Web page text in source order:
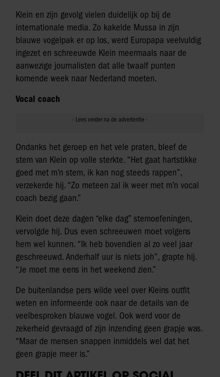
Klein en zijn gevolg vielen duidelijk op bij de
internationale media. Zo kakelde Mussa in zijn
blauwe vogelpak er op los, werd Europapa veelvuldig
ingezet en schreeuwde Klein meermaals naar de
aanwezige journalisten dat alle twaalf punten
komende week naar Nederland moeten.
Vocal coach
Ondanks het geroep en het vele praten, bleef de
stem van Klein op volle sterkte. “Het gaat hartstikke
goed met m’n stem, ik kan nog steeds rappen”,
verzekerde hij. “Zo meteen zal ik weer met m’n vocal
coach bezig gaan.”
Klein doet deze dagen “elke dag” stemoefeningen,
vervolgde hij. Dus even schreeuwen moet volgens
hem wel kunnen. “Ik heb bovendien al zo veel jaar
geschreeuwd. Anderhalf uur is niets joh”, grapte hij.
“Je moet me eens in het weekend zien.”
De buitenlandse pers wilde veel over Kleins outfit
weten en informeerde ook naar de details van de
veelbesproken blauwe vogel. Ook werd voor de
zekerheid gevraagd of zijn inzending geen grapje was.
“Maar de mensen snappen inmiddels wel dat het
geen grapje meer is.”